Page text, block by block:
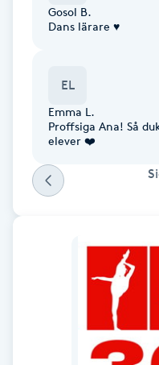
Fotsvamp
Fransar
Fransborttagning
Fransfärgning
Fransförlängning
Fransförlängning Volym
Gosol B.
Dans lärare ♥️
EL
Emma L.
Proffsiga Ana! Så
elever ❤️